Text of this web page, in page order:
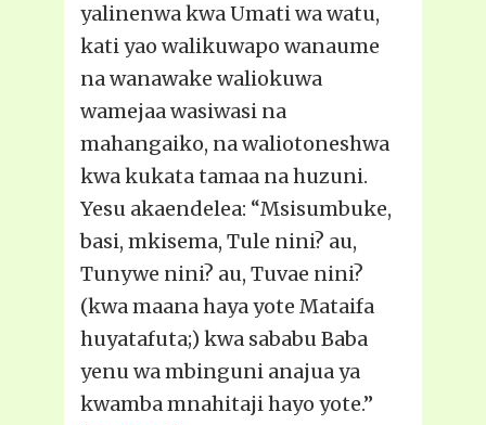
yalinenwa kwa Umati wa watu,
kati yao walikuwapo wanaume
na wanawake waliokuwa
wamejaa wasiwasi na
mahangaiko, na waliotoneshwa
kwa kukata tamaa na huzuni.
Yesu akaendelea: “Msisumbuke,
basi, mkisema, Tule nini? au,
Tunywe nini? au, Tuvae nini?
(kwa maana haya yote Mataifa
huyatafuta;) kwa sababu Baba
yenu wa mbinguni anajua ya
kwamba mnahitaji hayo yote.”